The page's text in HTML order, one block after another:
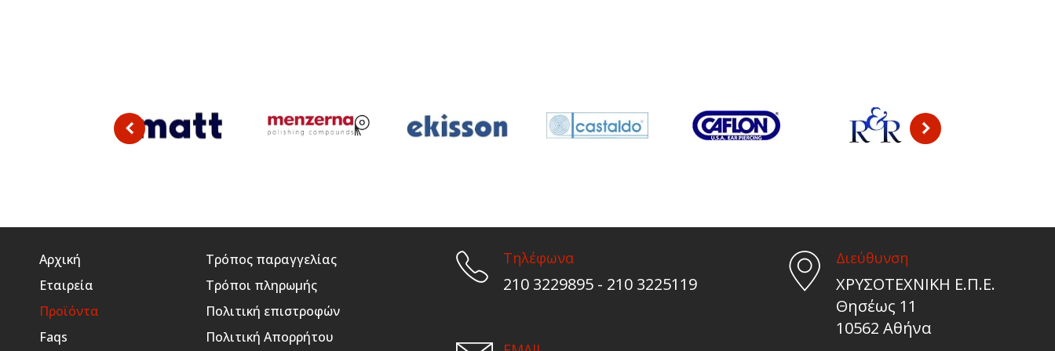
Αρχική
Εταιρεία
Προϊόντα
Faqs
Τρόπος παραγγελίας
Τρόποι πληρωμής
Πολιτική επιστροφών
Πολιτική Απορρήτου
Τηλέφωνα
210 3229895 - 210 3225119
Διεύθυνση
ΧΡΥΣΟΤΕΧΝΙΚΗ Ε.Π.Ε.
Θησέως 11
10562 Αθήνα